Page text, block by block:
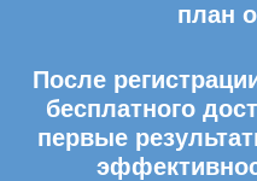
план
После
бесплатного
первые